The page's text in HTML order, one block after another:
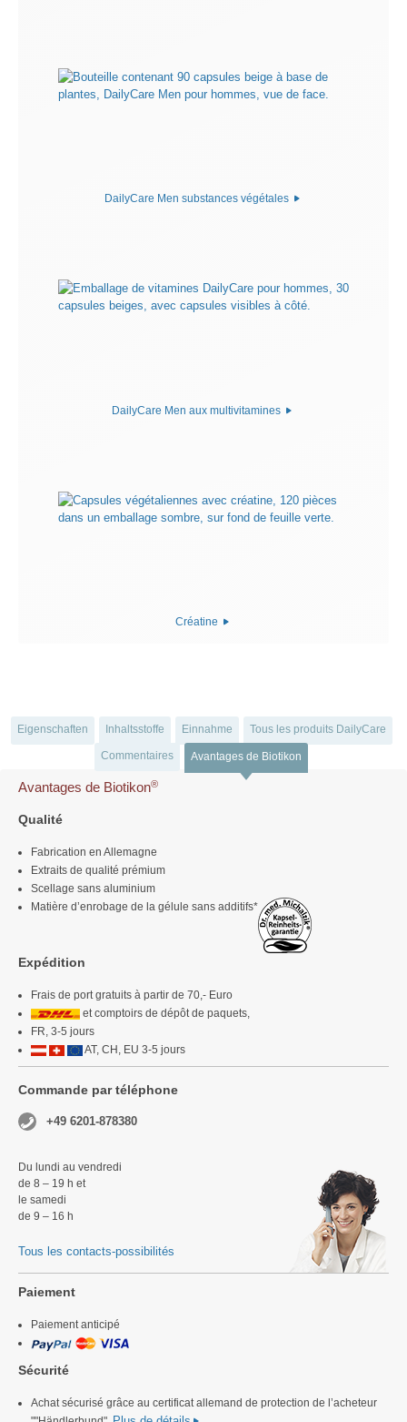
DailyCare Men substances végétales
DailyCare Men aux multivitamines
Créatine
Eigenschaften Inhaltsstoffe Einnahme Tous les produits DailyCare
Commentaires Avantages de Biotikon
Avantages de Biotikon®
Qualité
Fabrication en Allemagne
Extraits de qualité prémium
Scellage sans aluminium
Matière d’enrobage de la gélule sans additifs*
Expédition
Frais de port gratuits à partir de 70,- Euro
et comptoirs de dépôt de paquets,
FR, 3-5 jours
AT, CH, EU 3-5 jours
Commande par téléphone
+49 6201-878380
Du lundi au vendredi
de 8 – 19 h et
le samedi
de 9 – 16 h
Tous les contacts-possibilités
Paiement
Paiement anticipé
Sécurité
Achat sécurisé grâce au certificat allemand de protection de l’acheteur